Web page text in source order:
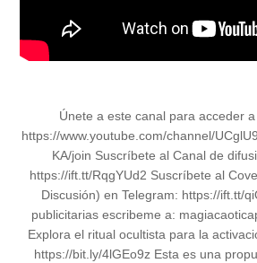
Únete a este canal para acceder
https://www.youtube.com/channel/
KA/join Suscríbete al Canal de
https://ift.tt/RqgYUd2 Suscríbete al
Discusión) en Telegram: https://ift.tt/
publicitarias escribeme a:
Explora el ritual ocultista para la
https://bit.ly/4lGEo9z Esta es una